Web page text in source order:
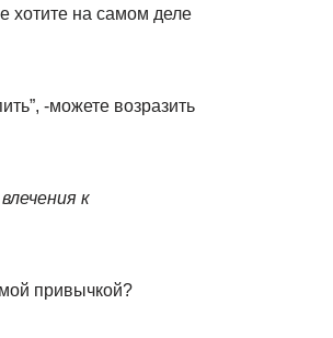
хотите на самом деле
-можете возразить
к
привычкой?